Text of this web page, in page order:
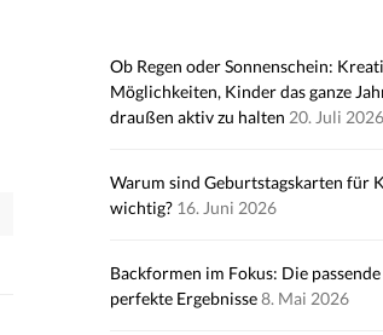
Ob Regen oder Sonnenschein:
Möglichkeiten, Kinder das ganze
draußen aktiv zu halten 20. Juli 2026
Warum sind Geburtstagskarten für
wichtig? 16. Juni 2026
Backformen im Fokus: Die
perfekte Ergebnisse8. Mai 2026